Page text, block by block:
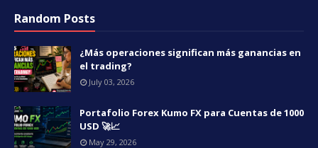
Random Posts
¿Más operaciones significan más ganancias en
el trading?
July 03, 2026
Portafolio Forex Kumo FX para Cuentas de 1000
USD 🚀📈
May 29, 2026